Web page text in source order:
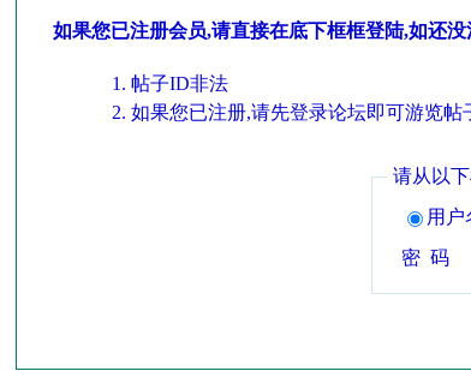
如果您已注册会员,请直接在底下框框登陆,如还
帖子ID非法
如果您已注册,请先登录论坛即可游览帖
请从以
用户
密 码